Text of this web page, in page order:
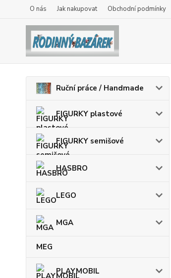
O nás Jak nakupovat Obchodní podmínky
Ruční práce / Handmade
FIGURKY plastové
FIGURKY semišové
HASBRO
LEGO
MGA
MEG
PLAYMOBIL